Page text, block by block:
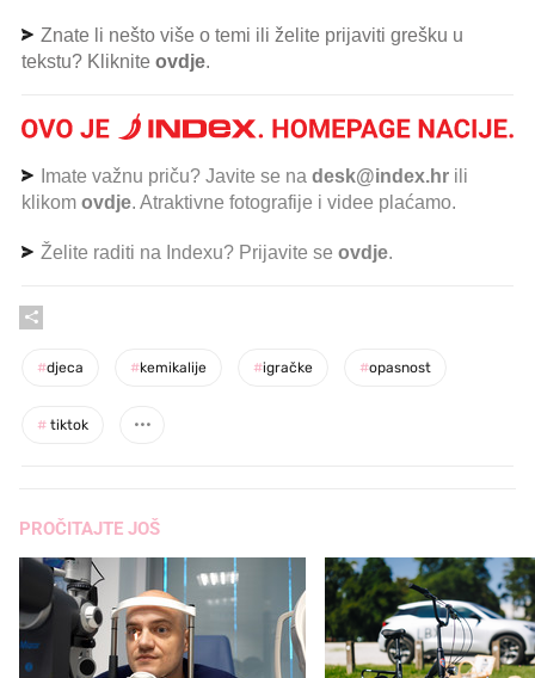
Znate li nešto više o temi ili želite prijaviti grešku u
tekstu? Kliknite ovdje.
Imate važnu priču? Javite se na desk@index.hr ili
klikom ovdje. Atraktivne fotografije i videe plaćamo.
Želite raditi na Indexu? Prijavite se ovdje.
#djeca #kemikalije #igračke #opasnost
# tiktok
PROČITAJTE JOŠ